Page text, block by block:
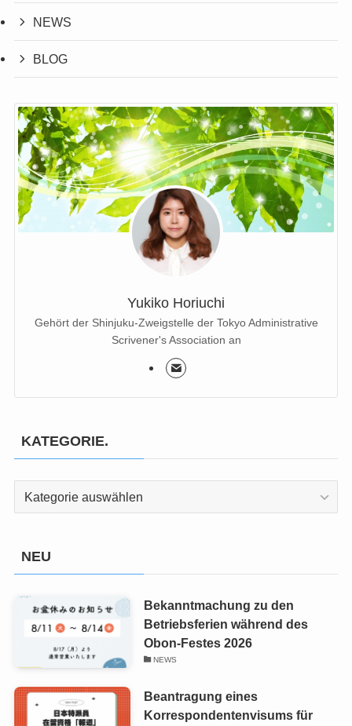
NEWS
BLOG
Yukiko Horiuchi
Gehört der Shinjuku-Zweigstelle der Tokyo Administrative
Scrivener's Association an
KATEGORIE.
KATEGORIE.
NEU
Bekanntmachung zu den
Betriebsferien während des
Obon-Festes 2026
NEWS
Beantragung eines
Korrespondentenvisums für